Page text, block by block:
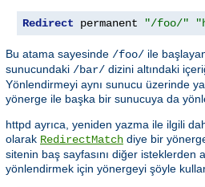
Redirect permanent "/foo/"
Bu atama sayesinde /foo/ ile
sunucundaki /bar/ dizini altındaki
Yönlendirmeyi aynı sunucu üzerinde
yönerge ile başka bir sunucuya da
httpd ayrıca, yeniden yazma ile ilgili
olarak RedirectMatch diye bir
sitenin baş sayfasını diğer isteklerden
yönlendirmek için yönergeyi şöyle